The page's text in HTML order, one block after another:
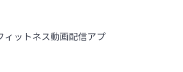
ィットネス動画配信アプ